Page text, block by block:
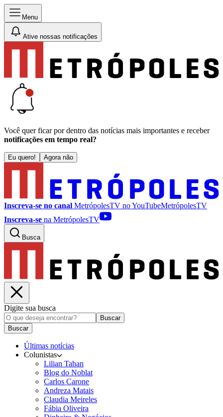
Menu
Ative nossas notificações
Você quer ficar por dentro das notícias mais importantes e receber
notificações em tempo real?
Eu quero! Agora não
Inscreva-se no canal MetrópolesTV noYouTubeMetrópolesTV
Inscreva-se na MetrópolesTV
Busca
Digite sua busca
Buscar
Buscar
Últimas notícias
Colunistas
Lilian Tahan
Blog do Noblat
Carlos Carone
Andreza Matais
Claudia Meireles
Fábia Oliveira